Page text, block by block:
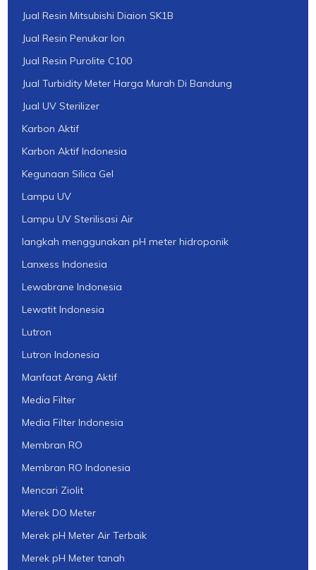
Jual Resin Mitsubishi Diaion SK1B
Jual Resin Penukar Ion
Jual Resin Purolite C100
Jual Turbidity Meter Harga Murah Di Bandung
Jual UV Sterilizer
Karbon Aktif
Karbon Aktif Indonesia
Kegunaan Silica Gel
Lampu UV
Lampu UV Sterilisasi Air
langkah menggunakan pH meter hidroponik
Lanxess Indonesia
Lewabrane Indonesia
Lewatit Indonesia
Lutron
Lutron Indonesia
Manfaat Arang Aktif
Media Filter
Media Filter Indonesia
Membran RO
Membran RO Indonesia
Mencari Ziolit
Merek DO Meter
Merek pH Meter Air Terbaik
Merek pH Meter tanah